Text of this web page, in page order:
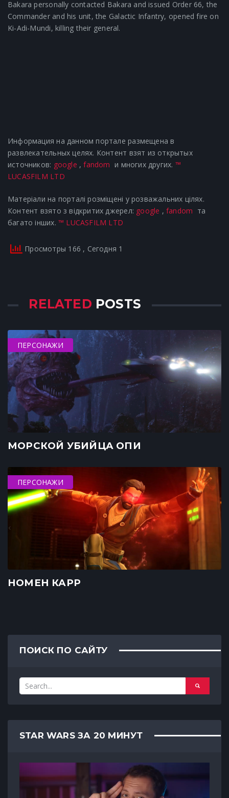
Bakara personally contacted Bakara and issued Order 66, the
Commander and his unit, the Galactic Infantry, opened fire on
Ki-Adi-Mundi, killing their general.
Информация на данном портале размещена в
развлекательных целях. Контент взят из открытых
источников: google ,fandom и многих других. ™
LUCASFILM LTD
Матеріали на порталі розміщені у розважальних цілях.
Контент взято з відкритих джерел: google ,fandom та
багато інших. ™ LUCASFILM LTD
Просмотры 166 , Сегодня 1
RELATED POSTS
ПЕРСОНАЖИ
МОРСКОЙ УБИЙЦА ОПИ
ПЕРСОНАЖИ
НОМЕН КАРР
ПОИСК ПО САЙТУ
STAR WARS ЗА 20 МИНУТ